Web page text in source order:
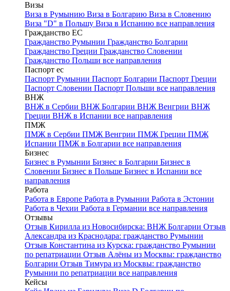
Визы
Виза в Румынию Виза в Болгарию Виза в Словению
Виза "D" в Польшу Виза в Испанию все направления
Гражданство ЕС
Гражданство Румынии Гражданство Болгарии
Гражданство Греции Гражданство Словении
Гражданство Польши все направления
Паспорт ес
Паспорт Румынии Паспорт Болгарии Паспорт Греции
Паспорт Словении Паспорт Польши все направления
ВНЖ
ВНЖ в Сербии ВНЖ Болгарии ВНЖ Венгрии ВНЖ
Греции ВНЖ в Испании все направления
ПМЖ
ПМЖ в Сербии ПМЖ Венгрии ПМЖ Греции ПМЖ
Испании ПМЖ в Болгарии все направления
Бизнес
Бизнес в Румынии Бизнес в Болгарии Бизнес в
Словении Бизнес в Польше Бизнес в Испании все
направления
Работа
Работа в Европе Работа в Румынии Работа в Эстонии
Работа в Чехии Работа в Германии все направления
Отзывы
Отзыв Кирилла из Новосибирска: ВНЖ Болгарии Отзыв
Александра из Краснодара: гражданство Румынии
Отзыв Константина из Курска: гражданство Румынии
по репатриации Отзыв Алёны из Москвы: гражданство
Болгарии Отзыв Тимура из Москвы: гражданство
Румынии по репатриации все направления
Кейсы